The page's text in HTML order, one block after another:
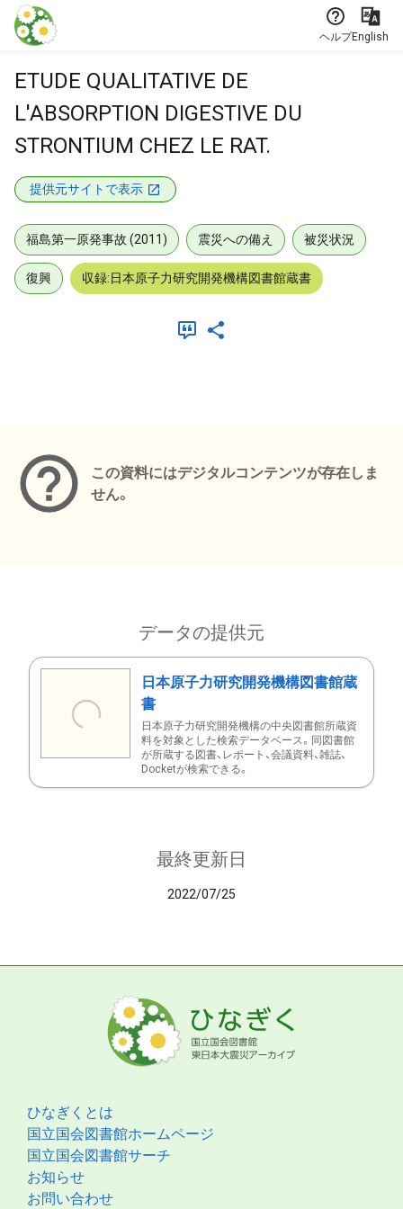
本文に飛ぶ
ヘルプEnglish
ETUDE QUALITATIVE DE
L'ABSORPTION DIGESTIVE DU
STRONTIUM CHEZ LE RAT.
提供元サイトで表示
福島第一原発事故 (2011) 震災への備え 被災状況
復興 収録:日本原子力研究開発機構図書館蔵書
この資料にはデジタルコンテンツが存在しま
せん。
データの提供元
日本原子力研究開発機構図書館蔵
書
日本原子力研究開発機構の中央図書館所蔵資
料を対象とした検索データベース。同図書館
が所蔵する図書、レポート、会議資料、雑誌、
Docketが検索できる。
最終更新日
2022/07/25
ひなぎくとは
国立国会図書館ホームページ
国立国会図書館サーチ
お知らせ
お問い合わせ